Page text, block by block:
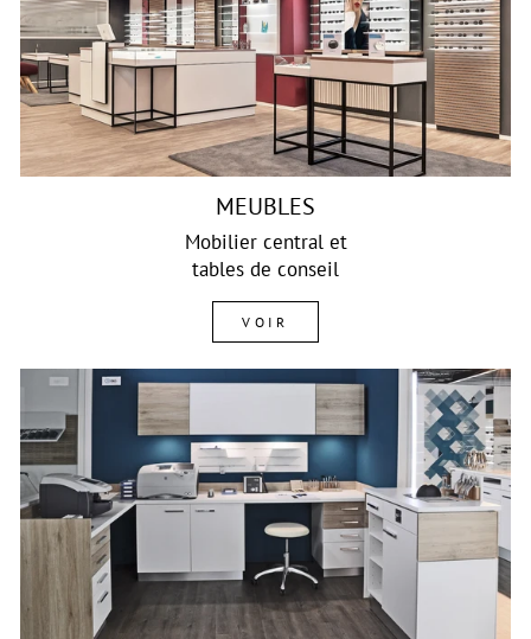
MEUBLES
Mobilier central et
tables de conseil
VOIR